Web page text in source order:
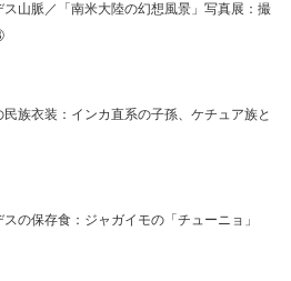
ス山脈／「南米大陸の幻想風景」写真展：撮
民族衣装：インカ直系の子孫、ケチュア族と
の保存食：ジャガイモの「チューニョ」